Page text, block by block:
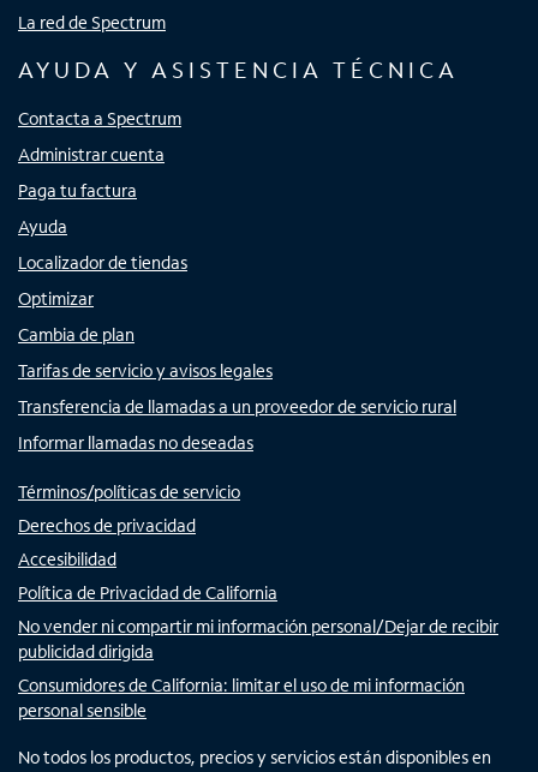
La red de Spectrum
AYUDA Y ASISTENCIA TÉCNICA
Contacta a Spectrum
Administrar cuenta
Paga tu factura
Ayuda
Localizador de tiendas
Optimizar
Cambia de plan
Tarifas de servicio y avisos legales
Transferencia de llamadas a un proveedor de servicio rural
Informar llamadas no deseadas
Términos/políticas de servicio
Derechos de privacidad
Accesibilidad
Política de Privacidad de California
No vender ni compartir mi información personal/Dejar de recibir
publicidad dirigida
Consumidores de California: limitar el uso de mi información
personal sensible
No todos los productos, precios y servicios están disponibles en